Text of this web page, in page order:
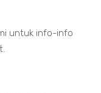
untuk info-info